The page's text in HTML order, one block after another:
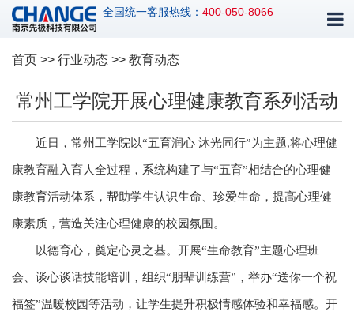
全国统一客服热线： 400-050-8066
首页 >> 行业动态 >> 教育动态
常州工学院开展心理健康教育系列活动
近日，常州工学院以“五育润心 沐光同行”为主题,将心理健
康教育融入育人全过程，系统构建了与“五育”相结合的心理健
康教育活动体系，帮助学生认识生命、珍爱生命，提高心理健
康素质，营造关注心理健康的校园氛围。
以德育心，奠定心灵之基。开展“生命教育”主题心理班
会、谈心谈话技能培训，组织“朋辈训练营”，举办“送你一个祝
福签”温暖校园等活动，让学生提升积极情感体验和幸福感。开